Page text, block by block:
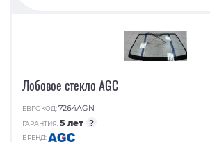
Лобовое стекло AGC
ЕВРОКОД:7264AGN
ГАРАНТИЯ:5 лет ?
БРЕНД: